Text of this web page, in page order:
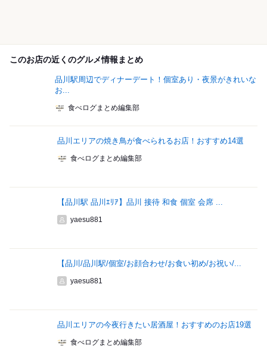
このお店の近くのグルメ情報まとめ
品川駅周辺でディナーデート！個室あり・夜景がきれいな
お...
食べログまとめ編集部
品川エリアの焼き鳥が食べられるお店！おすすめ14選
食べログまとめ編集部
【品川駅 品川ｴﾘｱ】品川 接待 和食 個室 会席 ...
yaesu881
【品川/品川駅/個室/お顔合わせ/お食い初め/お祝い/...
yaesu881
品川エリアの今夜行きたい居酒屋！おすすめのお店19選
食べログまとめ編集部